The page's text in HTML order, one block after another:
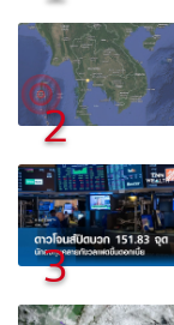
2
3